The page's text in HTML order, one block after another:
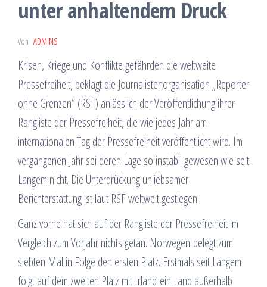
unter anhaltendem Druck
Von ADMINS
Krisen, Kriege und Konflikte gefährden die weltweite
Pressefreiheit, beklagt die Journalistenorganisation „Reporter
ohne Grenzen“ (RSF) anlässlich der Veröffentlichung ihrer
Rangliste der Pressefreiheit, die wie jedes Jahr am
internationalen Tag der Pressefreiheit veröffentlicht wird. Im
vergangenen Jahr sei deren Lage so instabil gewesen wie seit
Langem nicht. Die Unterdrückung unliebsamer
Berichterstattung ist laut RSF weltweit gestiegen.
Ganz vorne hat sich auf der Rangliste der Pressefreiheit im
Vergleich zum Vorjahr nichts getan. Norwegen belegt zum
siebten Mal in Folge den ersten Platz. Erstmals seit Langem
folgt auf dem zweiten Platz mit Irland ein Land außerhalb